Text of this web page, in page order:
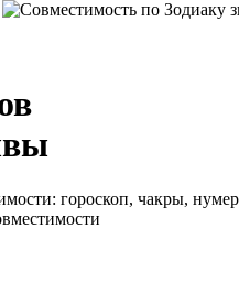
гороскоп, чакры,